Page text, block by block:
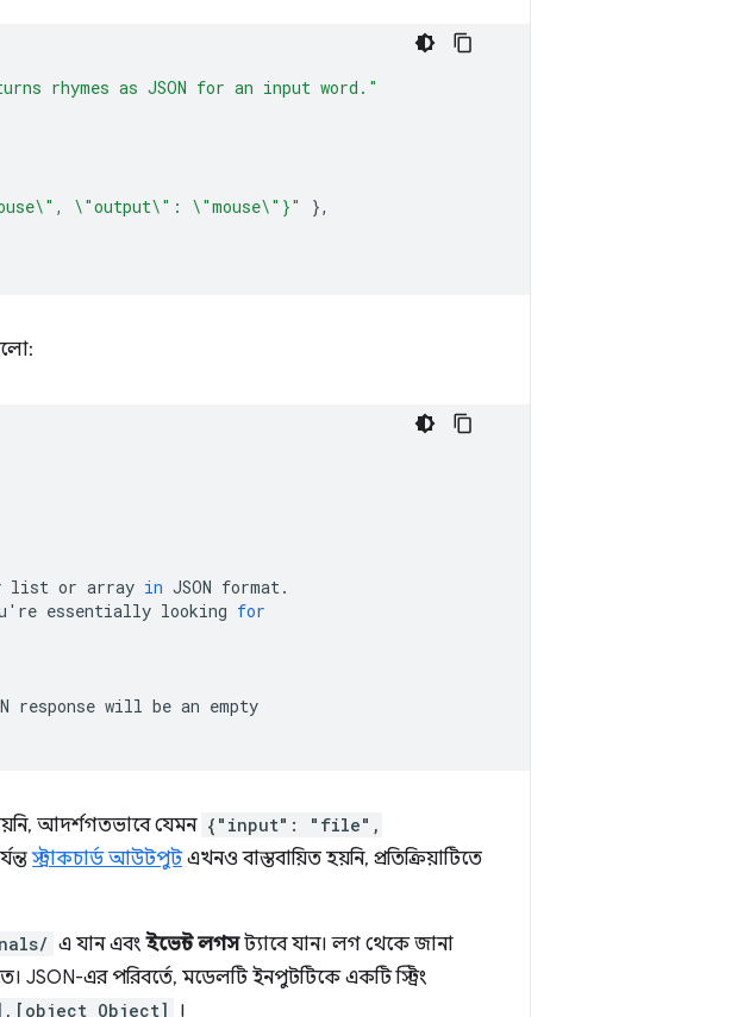
rhymes as JSON for an input word."
\"output\": \"mouse\"}"
},
list or array in JSON format.
' re essentially looking for
response will be an empty
আদর্শগতভাবে যেমন {"input": "file",
স্ট্রাকচার্ড আউটপুটএখনও বাস্তবায়িত হয়নি, প্রতিক্রিয়াটিতে
এ যান এবং ইভেন্ট লগসট্যাবে যান। লগ থেকে জানা
JSON-এর পরিবর্তে, মডেলটি ইনপুটটিকে একটি স্ট্রিং
Object] ।